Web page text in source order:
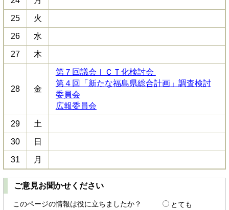
25 火
26 水
27 木
28 金
第７回議会ＩＣＴ化検討会
第４回「新たな福島県総合計画」調査検討
委員会
広報委員会
29 土
30 日
31 月
ご意見お聞かせください
このページの情報は役に立ちましたか？
とても